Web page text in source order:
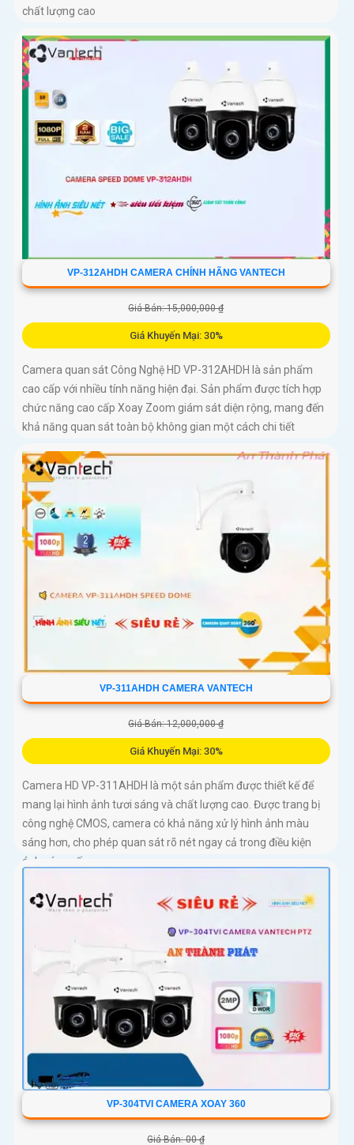
chất lượng cao
VP-312AHDH CAMERA CHÍNH HÃNG VANTECH
Giá Bán: 15,000,000 ₫
Giá Khuyến Mại: 30%
Camera quan sát Công Nghệ HD VP-312AHDH là sản phẩm
cao cấp với nhiều tính năng hiện đại. Sản phẩm được tích hợp
chức năng cao cấp Xoay Zoom giám sát diện rộng, mang đến
khả năng quan sát toàn bộ không gian một cách chi tiết
VP-311AHDH CAMERA VANTECH
Giá Bán: 12,000,000 ₫
Giá Khuyến Mại: 30%
Camera HD VP-311AHDH là một sản phẩm được thiết kế để
mang lại hình ảnh tươi sáng và chất lượng cao. Được trang bị
công nghệ CMOS, camera có khả năng xử lý hình ảnh màu
sáng hơn, cho phép quan sát rõ nét ngay cả trong điều kiện
ánh sáng yếu
VP-304TVI CAMERA XOAY 360
Giá Bán: 00 ₫